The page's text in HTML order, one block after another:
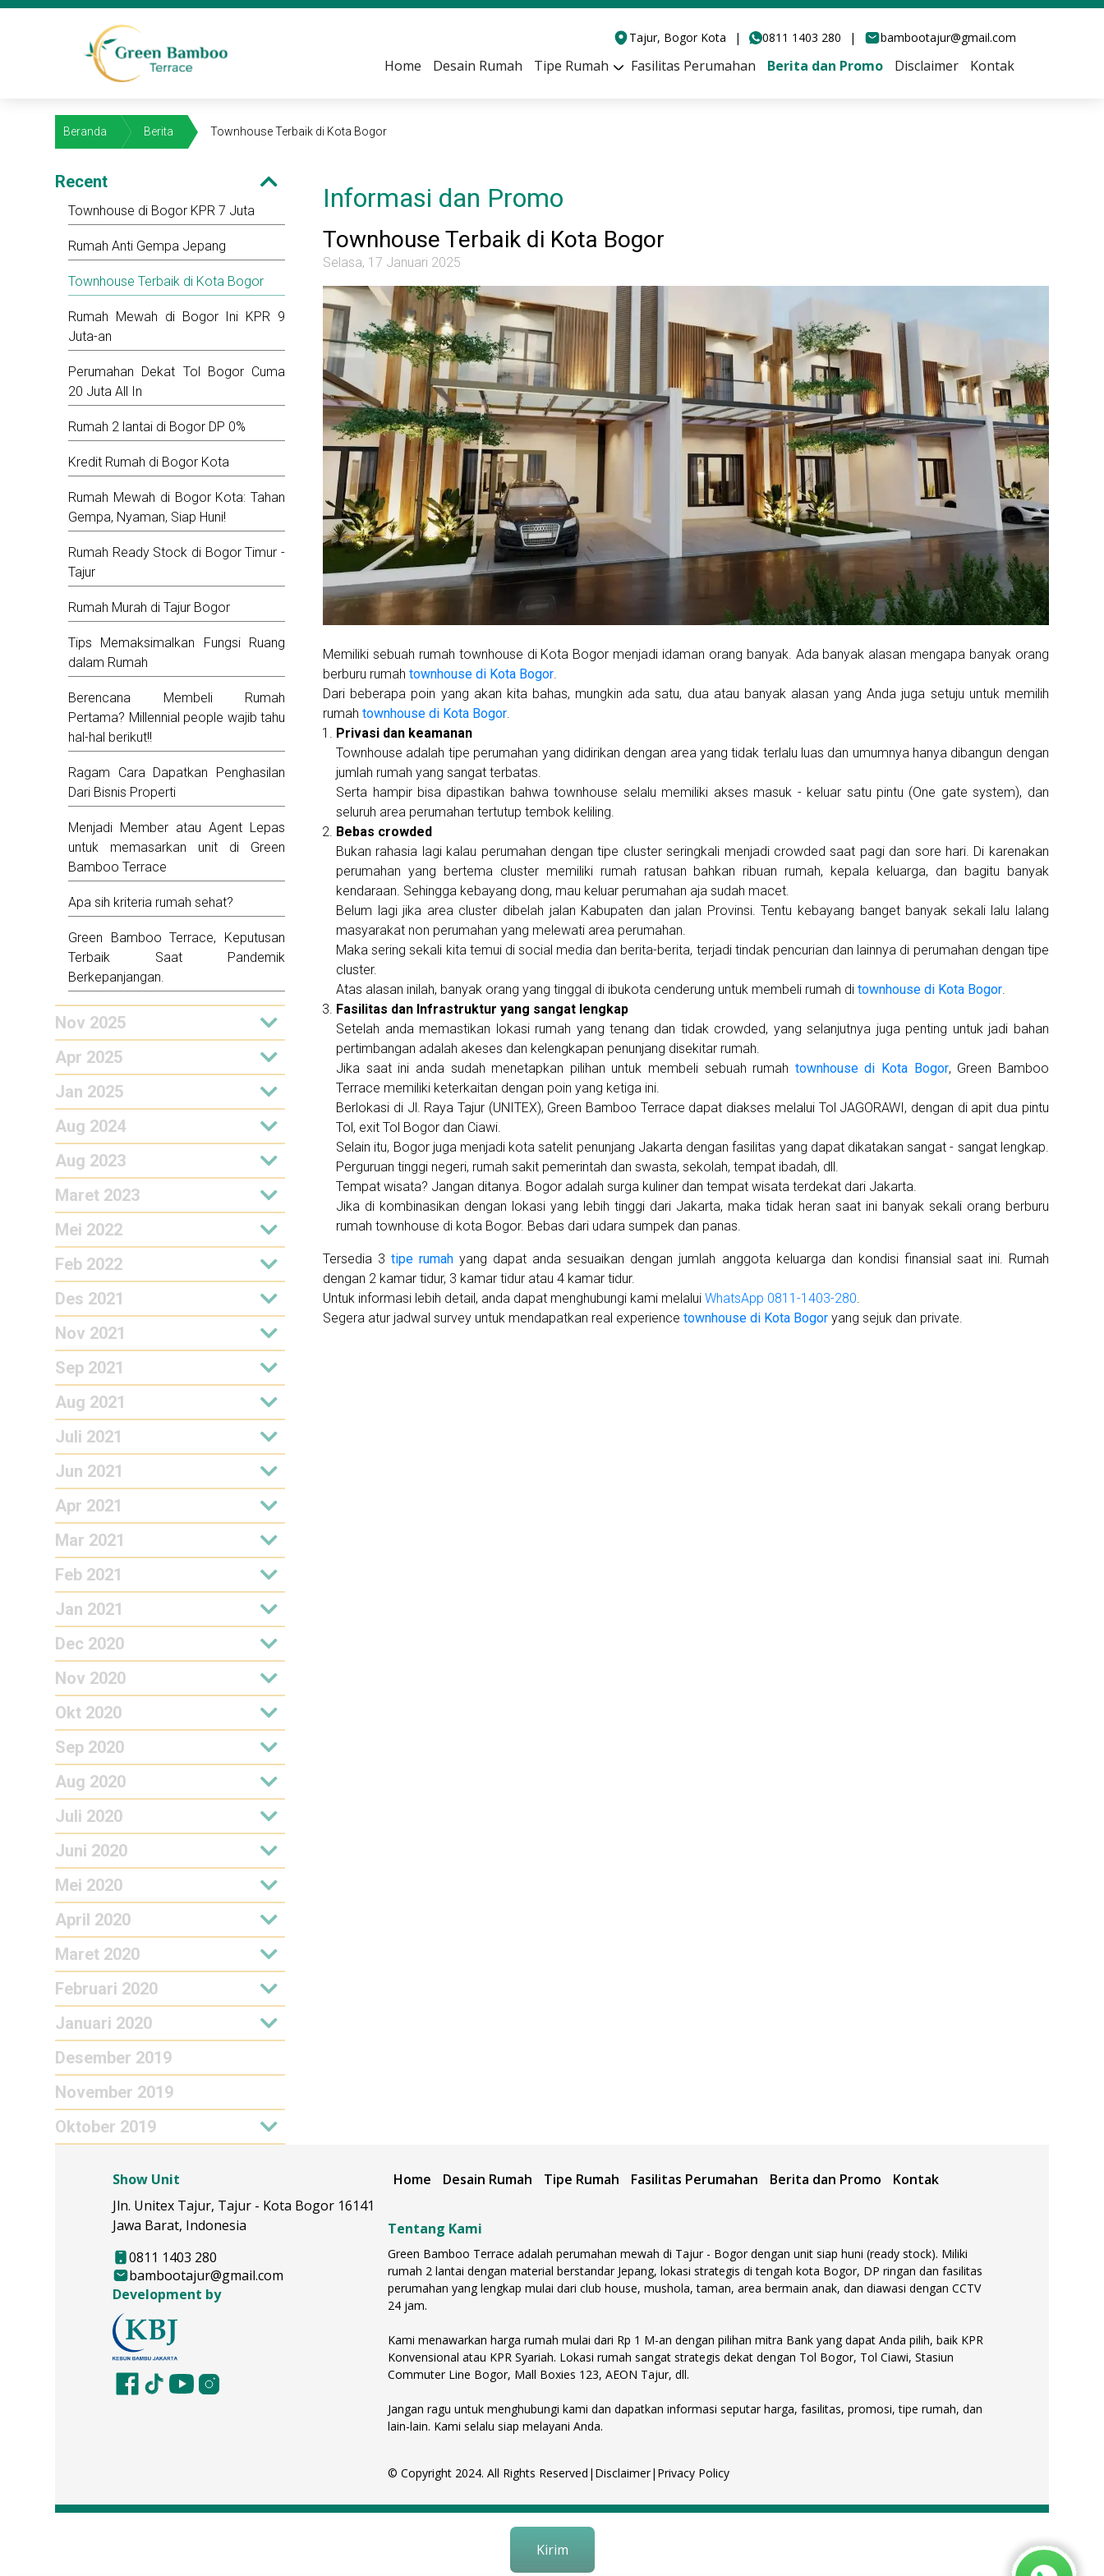
Tajur, Bogor Kota | 0811 1403 280 | bambootajur@gmail.com
Home Desain Rumah Tipe Rumah Fasilitas Perumahan Berita dan Promo Disclaimer Kontak
Beranda Berita Townhouse Terbaik di Kota Bogor
Recent
Townhouse di Bogor KPR 7 Juta
Rumah Anti Gempa Jepang
Townhouse Terbaik di Kota Bogor
Rumah Mewah di Bogor Ini KPR 9
Juta-an
Perumahan Dekat Tol Bogor Cuma
20 Juta All In
Rumah 2 lantai di Bogor DP 0%
Kredit Rumah di Bogor Kota
Rumah Mewah di Bogor Kota: Tahan
Gempa, Nyaman, Siap Huni!
Rumah Ready Stock di Bogor Timur -
Tajur
Rumah Murah di Tajur Bogor
Tips Memaksimalkan Fungsi Ruang
dalam Rumah
Berencana Membeli Rumah
Pertama? Millennial people wajib tahu
hal-hal berikut!!
Ragam Cara Dapatkan Penghasilan
Dari Bisnis Properti
Menjadi Member atau Agent Lepas
untuk memasarkan unit di Green
Bamboo Terrace
Apa sih kriteria rumah sehat?
Green Bamboo Terrace, Keputusan
Terbaik Saat Pandemik
Berkepanjangan.
Nov 2025
Apr 2025
Jan 2025
Aug 2024
Aug 2023
Maret 2023
Mei 2022
Feb 2022
Des 2021
Nov 2021
Sep 2021
Aug 2021
Juli 2021
Jun 2021
Apr 2021
Mar 2021
Feb 2021
Jan 2021
Dec 2020
Nov 2020
Okt 2020
Sep 2020
Aug 2020
Juli 2020
Juni 2020
Mei 2020
April 2020
Maret 2020
Februari 2020
Januari 2020
Desember 2019
November 2019
Oktober 2019
Informasi dan Promo
Townhouse Terbaik di Kota Bogor
Selasa, 17 Januari 2025
Memiliki sebuah rumah townhouse di Kota Bogor menjadi idaman orang banyak. Ada banyak alasan mengapa banyak orang
berburu rumahtownhouse di Kota Bogor.
Dari beberapa poin yang akan kita bahas, mungkin ada satu, dua atau banyak alasan yang Anda juga setuju untuk memilih
rumahtownhouse di Kota Bogor.
Privasi dan keamanan
Townhouse adalah tipe perumahan yang didirikan dengan area yang tidak terlalu luas dan umumnya hanya dibangun dengan
jumlah rumah yang sangat terbatas.
Serta hampir bisa dipastikan bahwa townhouse selalu memiliki akses masuk - keluar satu pintu (One gate system), dan
seluruh area perumahan tertutup tembok keliling.
Bebas crowded
Bukan rahasia lagi kalau perumahan dengan tipe cluster seringkali menjadi crowded saat pagi dan sore hari. Di karenakan
perumahan yang bertema cluster memiliki rumah ratusan bahkan ribuan rumah, kepala keluarga, dan bagitu banyak
kendaraan. Sehingga kebayang dong, mau keluar perumahan aja sudah macet.
Belum lagi jika area cluster dibelah jalan Kabupaten dan jalan Provinsi. Tentu kebayang banget banyak sekali lalu lalang
masyarakat non perumahan yang melewati area perumahan.
Maka sering sekali kita temui di social media dan berita-berita, terjadi tindak pencurian dan lainnya di perumahan dengan tipe
cluster.
Atas alasan inilah, banyak orang yang tinggal di ibukota cenderung untuk membeli rumah ditownhouse di Kota Bogor.
Fasilitas dan Infrastruktur yang sangat lengkap
Setelah anda memastikan lokasi rumah yang tenang dan tidak crowded, yang selanjutnya juga penting untuk jadi bahan
pertimbangan adalah akeses dan kelengkapan penunjang disekitar rumah.
Jika saat ini anda sudah menetapkan pilihan untuk membeli sebuah rumah townhouse di Kota Bogor, Green Bamboo
Terrace memiliki keterkaitan dengan poin yang ketiga ini.
Berlokasi di Jl. Raya Tajur (UNITEX), Green Bamboo Terrace dapat diakses melalui Tol JAGORAWI, dengan di apit dua pintu
Tol, exit Tol Bogor dan Ciawi.
Selain itu, Bogor juga menjadi kota satelit penunjang Jakarta dengan fasilitas yang dapat dikatakan sangat - sangat lengkap.
Perguruan tinggi negeri, rumah sakit pemerintah dan swasta, sekolah, tempat ibadah, dll.
Tempat wisata? Jangan ditanya. Bogor adalah surga kuliner dan tempat wisata terdekat dari Jakarta.
Jika di kombinasikan dengan lokasi yang lebih tinggi dari Jakarta, maka tidak heran saat ini banyak sekali orang berburu
rumah townhouse di kota Bogor. Bebas dari udara sumpek dan panas.
Tersedia 3tipe rumah yang dapat anda sesuaikan dengan jumlah anggota keluarga dan kondisi finansial saat ini. Rumah
dengan 2 kamar tidur, 3 kamar tidur atau 4 kamar tidur.
Untuk informasi lebih detail, anda dapat menghubungi kami melaluiWhatsApp 0811-1403-280.
Segera atur jadwal survey untuk mendapatkan real experiencetownhouse di Kota Bogor yang sejuk dan private.
Show Unit
Jln. Unitex Tajur, Tajur - Kota Bogor 16141
Jawa Barat, Indonesia
0811 1403 280
bambootajur@gmail.com
Development by
Home Desain Rumah Tipe Rumah Fasilitas Perumahan Berita dan Promo Kontak
Tentang Kami
Green Bamboo Terrace adalah perumahan mewah di Tajur - Bogor dengan unit siap huni (ready stock). Miliki
rumah 2 lantai dengan material berstandar Jepang, lokasi strategis di tengah kota Bogor, DP ringan dan fasilitas
perumahan yang lengkap mulai dari club house, mushola, taman, area bermain anak, dan diawasi dengan CCTV
24 jam.
Kami menawarkan harga rumah mulai dari Rp 1 M-an dengan pilihan mitra Bank yang dapat Anda pilih, baik KPR
Konvensional atau KPR Syariah. Lokasi rumah sangat strategis dekat dengan Tol Bogor, Tol Ciawi, Stasiun
Commuter Line Bogor, Mall Boxies 123, AEON Tajur, dll.
Jangan ragu untuk menghubungi kami dan dapatkan informasi seputar harga, fasilitas, promosi, tipe rumah, dan
lain-lain. Kami selalu siap melayani Anda.
© Copyright 2024. All Rights Reserved | Disclaimer| Privacy Policy
Kirim